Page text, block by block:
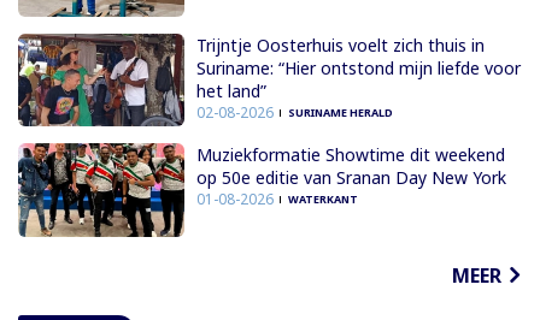
Trijntje Oosterhuis voelt zich thuis in
Suriname: “Hier ontstond mijn liefde voor
het land”
02-08-2026 SURINAME HERALD
Muziekformatie Showtime dit weekend
op 50e editie van Sranan Day New York
01-08-2026 WATERKANT
MEER